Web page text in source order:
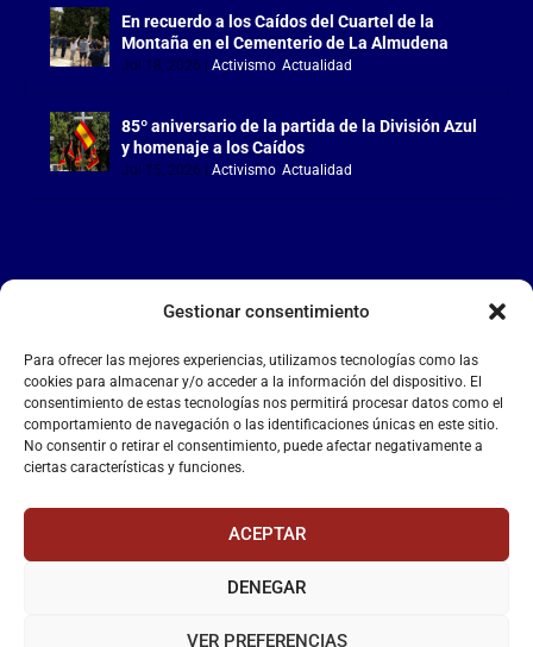
Gestionar consentimiento
Para ofrecer las mejores experiencias, utilizamos tecnologías como las
cookies para almacenar y/o acceder a la información del dispositivo. El
consentimiento de estas tecnologías nos permitirá procesar datos como el
comportamiento de navegación o las identificaciones únicas en este sitio.
No consentir o retirar el consentimiento, puede afectar negativamente a
ciertas características y funciones.
ACEPTAR
DENEGAR
VER PREFERENCIAS
En recuerdo a los Caídos del Cuartel de la
Montaña en el Cementerio de La Almudena
Jul 18, 2026 |Activismo ,Actualidad
85º aniversario de la partida de la División Azul
y homenaje a los Caídos
Jul 15, 2026 |Activismo ,Actualidad
LA FALANGE
Reproductor
de
vídeo